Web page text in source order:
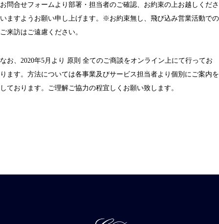
お問合せフォームより部署・担当者のご確認、お約束の上お越しくださ
いますようお願い申し上げます。※お約束無し、飛び込み営業活動での
ご来訪はご遠慮ください。
なお、2020年5月より 原則 全てのご商談をオンライン上にて行ってお
ります。方法については各事業及びサービス担当者より個別にご案内を
しております。ご理解ご協力の程宜しくお願い致します。